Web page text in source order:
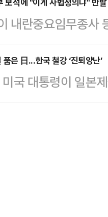
라는 소개 글이 담
셔서 연락을 드리
방식으로 조사
에 대해 응답자
'이라고 답한 응답
경제 지표 개선 기
외 경제 행보, 추경
내란중요임무종사
부터 보석 허가를
것이 사법정의냐"
"법원이 김용현
사를 믿고 기다릴
은 日...한국 철강 ‘진퇴양난’
국 대통령이 일본
의 지형이 요동치